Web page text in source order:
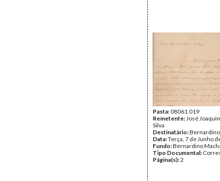
Pasta:08061.019
Remetente:José
Silva
Destinatário:
Data:Terça, 7 de Junho
Fundo:Bernardino
Tipo Documental:
Página(s):2